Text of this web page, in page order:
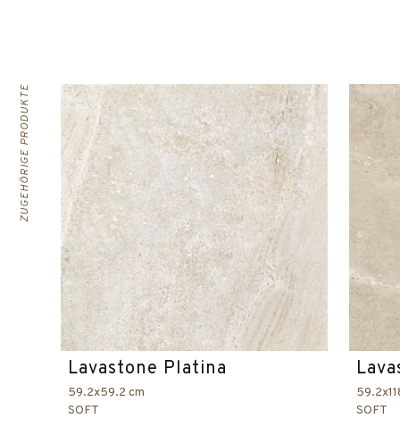
ZUGEHÖRIGE PRODUKTE
Lavastone Platina
59.2x59.2 cm
SOFT
SOFT